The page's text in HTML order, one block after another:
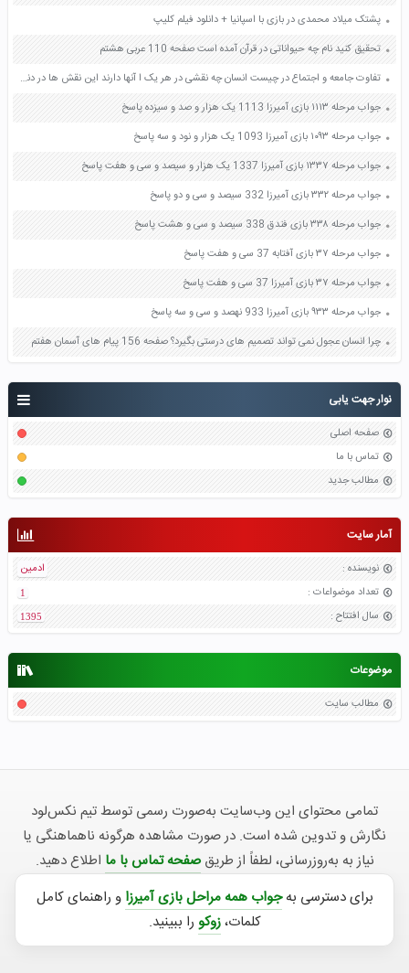
نوار جهت یابی
صفحه اصلی
تماس با ما
مطالب جدید
آمار سایت
نویسنده :
ادمین
تعداد موضواعات :
1
سال افتتاح :
1395
موضوعات
مطالب سایت
پشتک میلاد محمدی در بازی با اسپانیا + دانلود فیلم کلیپ
تحقیق کنید نام چه حیواناتی در قرآن آمده است صفحه 110 عربی هشتم
تفاوت جامعه و اجتماع در چیست انسان چه نقشی در هر یک ا آنها دارند این نقش ها در دنیای مجازی چه تغییری می کنند صفحه 38 کاربرد فناوری های نوین یازدهم
جواب مرحله ۱۱۱۳ بازی آمیرزا 1113 یک هزار و صد و سیزده پاسخ
جواب مرحله ۱۰۹۳ بازی آمیرزا 1093 یک هزار و نود و سه پاسخ
جواب مرحله ۱۳۳۷ بازی آمیرزا 1337 یک هزار و سیصد و سی و هفت پاسخ
جواب مرحله ۳۳۲ بازی آمیرزا 332 سیصد و سی و دو پاسخ
جواب مرحله ۳۳۸ بازی فندق 338 سیصد و سی و هشت پاسخ
جواب مرحله ۳۷ بازی آفتابه 37 سی و هفت پاسخ
جواب مرحله ۳۷ بازی آمیرزا 37 سی و هفت پاسخ
جواب مرحله ۹۳۳ بازی آمیرزا 933 نهصد و سی و سه پاسخ
چرا انسان عجول نمی تواند تصمیم های درستی بگیرد؟ صفحه 156 پیام های آسمان هفتم
تمامی محتوای این وب‌سایت به‌صورت رسمی توسط تیم نکس‌لود
نگارش و تدوین شده است. در صورت مشاهده هرگونه ناهماهنگی یا
نیاز به به‌روزرسانی، لطفاً از طریقصفحه تماس با ما اطلاع دهید.
برای دسترسی به جواب همه مراحل بازی آمیرزا و راهنمای کامل
کلمات،زوکو را ببینید.